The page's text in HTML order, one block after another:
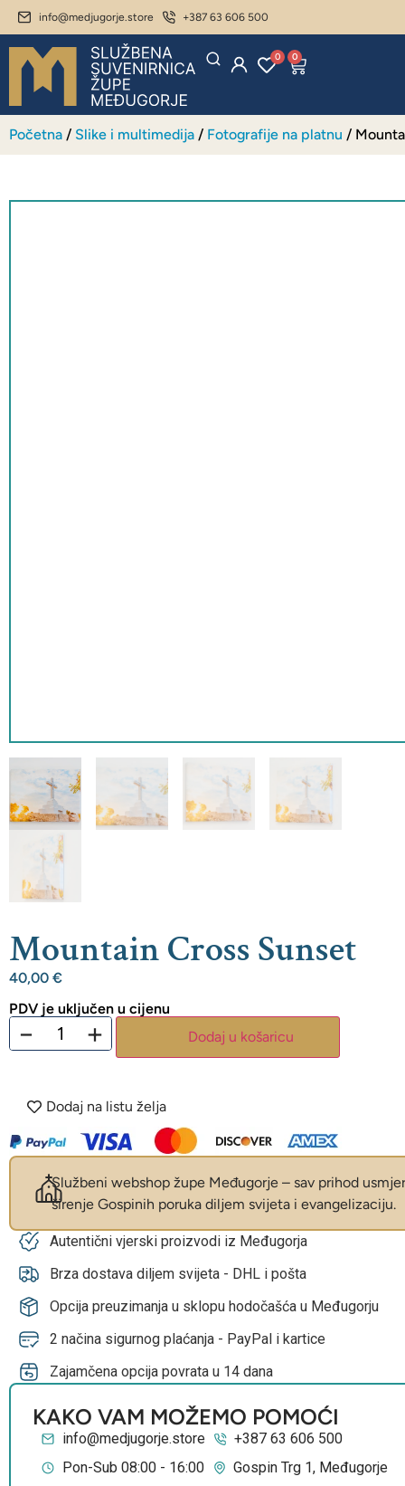
info@medjugorje.store +387 63 606 500
0 0
Početna / Slike i multimedija / Fotografije na platnu /
Mountain Cross Sunset
40,00 €
PDV je uključen u cijenu
− + Dodaj u košaricu
Dodaj na listu želja
Službeni webshop župe Međugorje – sav prihod
širenje Gospinih poruka diljem svijeta i evangelizaciju.
Autentični vjerski proizvodi iz Međugorja
Brza dostava diljem svijeta - DHL i pošta
Opcija preuzimanja u sklopu hodočašća u Međugorju
2 načina sigurnog plaćanja - PayPal i kartice
Zajamčena opcija povrata u 14 dana
KAKO VAM MOŽEMO POMOĆI
info@medjugorje.store
+387 63 606 500
Pon-Sub 08:00 - 16:00
Gospin Trg 1, Međugorje